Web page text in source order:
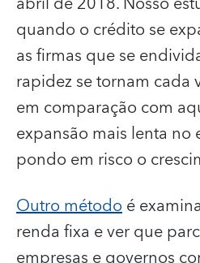
quando o crédito se
as firmas que se
rapidez se tornam cada
em comparação com
expansão mais lenta
pondo em risco o
Outro métodoé
renda fixa e ver que